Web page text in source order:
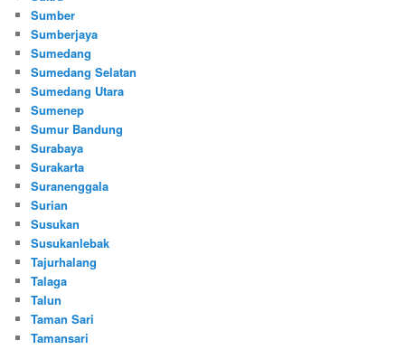
Sumber
Sumberjaya
Sumedang
Sumedang Selatan
Sumedang Utara
Sumenep
Sumur Bandung
Surabaya
Surakarta
Suranenggala
Surian
Susukan
Susukanlebak
Tajurhalang
Talaga
Talun
Taman Sari
Tamansari